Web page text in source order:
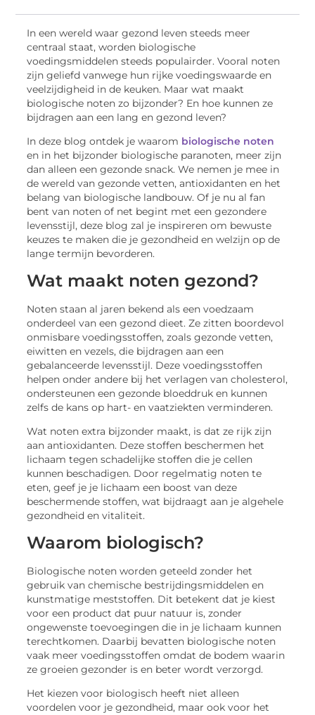
In een wereld waar gezond leven steeds meer
centraal staat, worden biologische
voedingsmiddelen steeds populairder. Vooral noten
zijn geliefd vanwege hun rijke voedingswaarde en
veelzijdigheid in de keuken. Maar wat maakt
biologische noten zo bijzonder? En hoe kunnen ze
bijdragen aan een lang en gezond leven?
In deze blog ontdek je waarom biologische noten
en in het bijzonder biologische paranoten, meer zijn
dan alleen een gezonde snack. We nemen je mee in
de wereld van gezonde vetten, antioxidanten en het
belang van biologische landbouw. Of je nu al fan
bent van noten of net begint met een gezondere
levensstijl, deze blog zal je inspireren om bewuste
keuzes te maken die je gezondheid en welzijn op de
lange termijn bevorderen.
Wat maakt noten gezond?
Noten staan al jaren bekend als een voedzaam
onderdeel van een gezond dieet. Ze zitten boordevol
onmisbare voedingsstoffen, zoals gezonde vetten,
eiwitten en vezels, die bijdragen aan een
gebalanceerde levensstijl. Deze voedingsstoffen
helpen onder andere bij het verlagen van cholesterol,
ondersteunen een gezonde bloeddruk en kunnen
zelfs de kans op hart- en vaatziekten verminderen.
Wat noten extra bijzonder maakt, is dat ze rijk zijn
aan antioxidanten. Deze stoffen beschermen het
lichaam tegen schadelijke stoffen die je cellen
kunnen beschadigen. Door regelmatig noten te
eten, geef je je lichaam een boost van deze
beschermende stoffen, wat bijdraagt aan je algehele
gezondheid en vitaliteit.
Waarom biologisch?
Biologische noten worden geteeld zonder het
gebruik van chemische bestrijdingsmiddelen en
kunstmatige meststoffen. Dit betekent dat je kiest
voor een product dat puur natuur is, zonder
ongewenste toevoegingen die in je lichaam kunnen
terechtkomen. Daarbij bevatten biologische noten
vaak meer voedingsstoffen omdat de bodem waarin
ze groeien gezonder is en beter wordt verzorgd.
Het kiezen voor biologisch heeft niet alleen
voordelen voor je gezondheid, maar ook voor het